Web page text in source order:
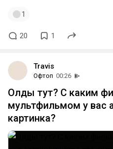
1
20 1
Travis
Офтоп 00:26
Олды тут? С каким
мультфильмом у вас
картинка?